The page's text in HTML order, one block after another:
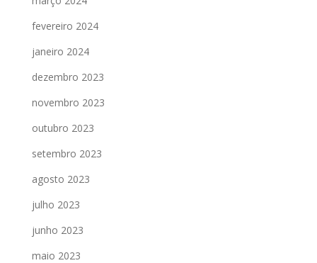
fevereiro 2024
janeiro 2024
dezembro 2023
novembro 2023
outubro 2023
setembro 2023
agosto 2023
julho 2023
junho 2023
maio 2023